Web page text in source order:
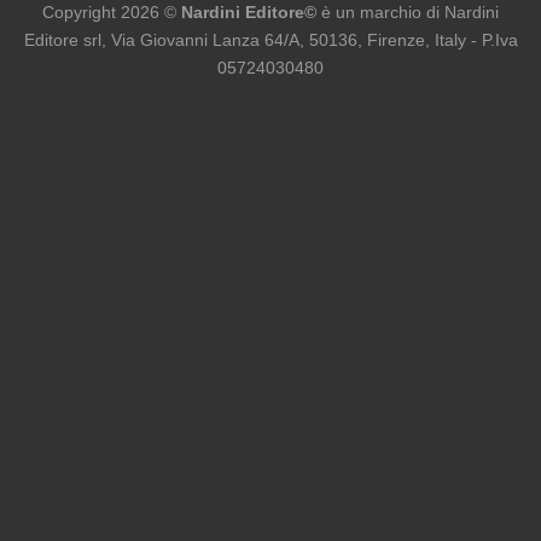
Copyright 2026 © Nardini Editore© è un marchio di Nardini
Editore srl, Via Giovanni Lanza 64/A, 50136, Firenze, Italy - P.Iva
05724030480